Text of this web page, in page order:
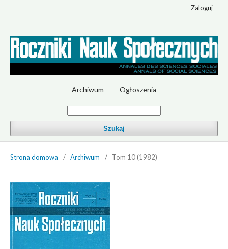
Archiwum Ogłoszenia
Szukaj
Zaloguj
Strona domowa / Archiwum / Tom 10 (1982)